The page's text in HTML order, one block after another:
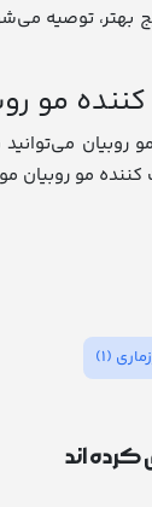
بهتر، توصیه
مو
روبیان
کننده مو
(1)
کرده اند